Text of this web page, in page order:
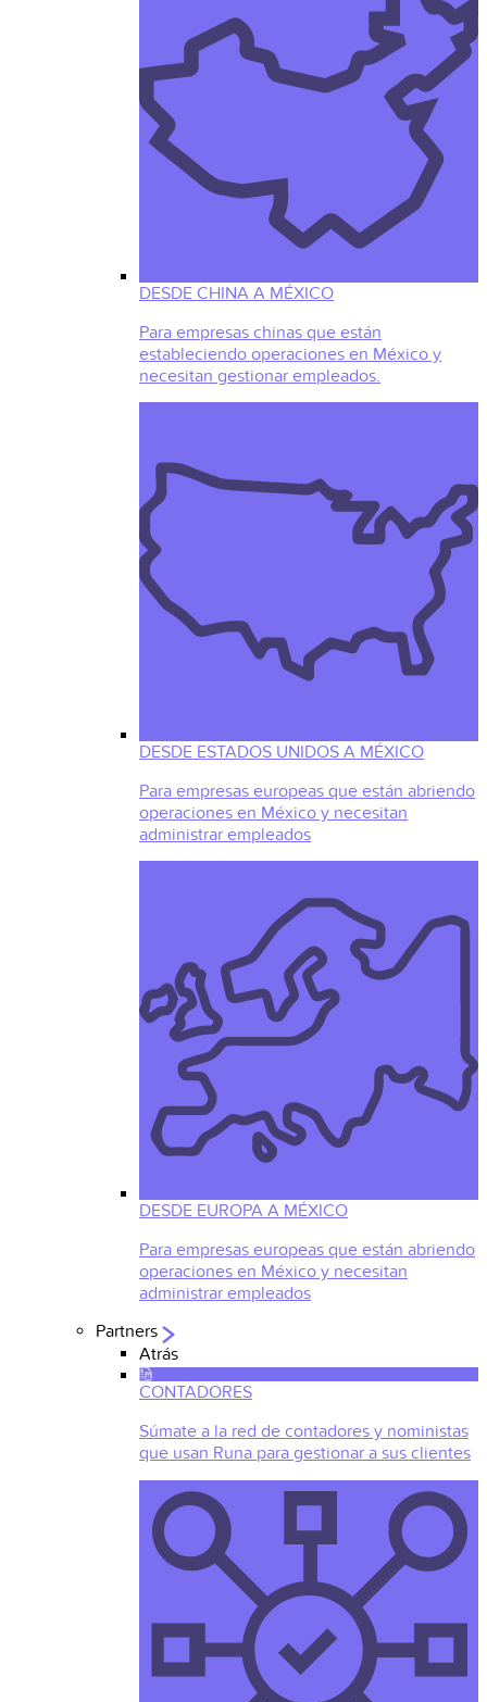
DESDE CHINA A MÉXICO
Para empresas chinas que están
estableciendo operaciones en México y
necesitan gestionar empleados.
DESDE ESTADOS UNIDOS A MÉXICO
Para empresas europeas que están abriendo
operaciones en México y necesitan
administrar empleados
DESDE EUROPA A MÉXICO
Para empresas europeas que están abriendo
operaciones en México y necesitan
administrar empleados
Partners
Atrás
CONTADORES
Súmate a la red de contadores y noministas
que usan Runa para gestionar a sus clientes